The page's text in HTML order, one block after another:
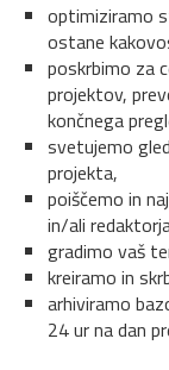
optimiziramo
ostane
poskrbimo za
projektov,
končnega
svetujemo
projekta,
poiščemo in
in/ali
gradimo vaš
kreiramo in
arhiviramo
24 ur na dan